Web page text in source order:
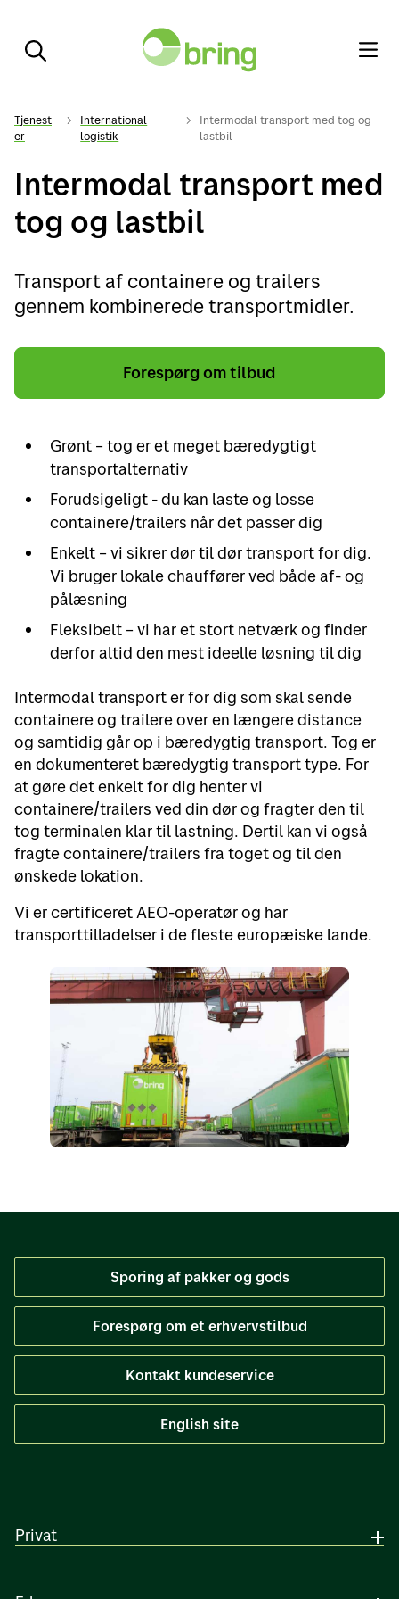
Tjenest
er
International
logistik
Intermodal transport med tog og
lastbil
Intermodal transport med
tog og lastbil
Transport af containere og trailers
gennem kombinerede transportmidler.
Forespørg om tilbud
Grønt – tog er et meget bæredygtigt
transportalternativ
Forudsigeligt - du kan laste og losse
containere/trailers når det passer dig
Enkelt – vi sikrer dør til dør transport for dig.
Vi bruger lokale chauffører ved både af- og
pålæsning
Fleksibelt – vi har et stort netværk og finder
derfor altid den mest ideelle løsning til dig
Intermodal transport er for dig som skal sende
containere og trailere over en længere distance
og samtidig går op i bæredygtig transport. Tog er
en dokumenteret bæredygtig transport type. For
at gøre det enkelt for dig henter vi
containere/trailers ved din dør og fragter den til
tog terminalen klar til lastning. Dertil kan vi også
fragte containere/trailers fra toget og til den
ønskede lokation.
Vi er certificeret AEO-operatør og har
transporttilladelser i de fleste europæiske lande.
Sporing af pakker og gods
Forespørg om et erhvervstilbud
Kontakt kundeservice
English site
Privat